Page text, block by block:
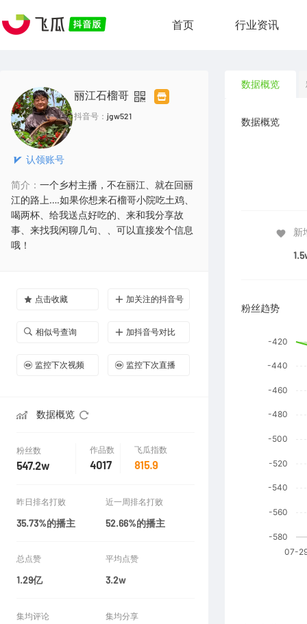
首页 行业资讯
认领账号
丽江石榴哥
抖音号： jgw521
简介： 一个乡村主播，不在丽江、就在回丽
江的路上….如果你想来石榴哥小院吃土鸡、
喝两杯、给我送点好吃的、来和我分享故
事、来找我闲聊几句、、可以直接发个信息
哦！
点击收藏 加关注的抖音号
相似号查询 加抖音号对比
监控下次视频 监控下次直播
数据概览
粉丝数
547.2w
作品数
4017
飞瓜指数
815.9
昨日排名打败
35.73%的播主
近一周排名打败
52.66%的播主
总点赞
1.29亿
平均点赞
3.2w
集均评论 集均分享
数据概览
数据概览
新
粉丝趋势